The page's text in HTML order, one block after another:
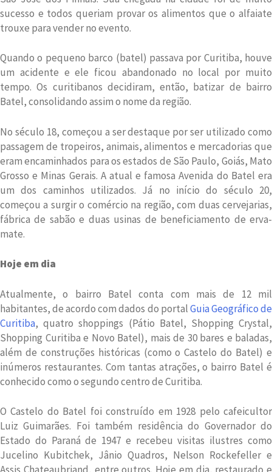
sucesso e todos queriam provar os alimentos que o alfaiate
trouxe para vender no evento.
Quando o pequeno barco (batel) passava por Curitiba, houve
um acidente e ele ficou abandonado no local por muito
tempo. Os curitibanos decidiram, então, batizar de bairro
Batel, consolidando assim o nome da região.
No século 18, começou a ser destaque por ser utilizado como
passagem de tropeiros, animais, alimentos e mercadorias que
eram encaminhados para os estados de São Paulo, Goiás, Mato
Grosso e Minas Gerais. A atual e famosa Avenida do Batel era
um dos caminhos utilizados. Já no início do século 20,
começou a surgir o comércio na região, com duas cervejarias,
fábrica de sabão e duas usinas de beneficiamento de erva-
mate.
Hoje em dia
Atualmente, o bairro Batel conta com mais de 12 mil
habitantes, de acordo com dados do portalGuia Geográfico de
Curitiba, quatro shoppings (Pátio Batel, Shopping Crystal,
Shopping Curitiba e Novo Batel), mais de 30 bares e baladas,
além de construções históricas (como o Castelo do Batel) e
inúmeros restaurantes. Com tantas atrações, o bairro Batel é
conhecido como o segundo centro de Curitiba.
O Castelo do Batel foi construído em 1928 pelo cafeicultor
Luiz Guimarães. Foi também residência do Governador do
Estado do Paraná de 1947 e recebeu visitas ilustres como
Jucelino Kubitchek, Jânio Quadros, Nelson Rockefeller e